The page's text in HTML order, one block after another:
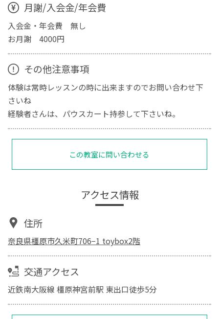
月謝/入会金/年会費
入会金・年会費 無し
お月謝 4000円
その他注意事項
体験は常時レッスンの時に出来ますのでお問い合わせ下
さいね
経験者さんは、パウスカート持参して下さいね。
この教室に問い合わせる
アクセス情報
住所
奈良県橿原市久米町706−1 toybox2階
交通アクセス
近鉄南大阪線 橿原神宮前駅 東出口徒歩5分